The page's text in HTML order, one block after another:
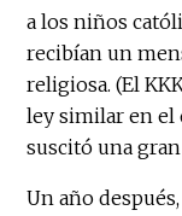
a los niños
recibían un
religiosa. (El
ley similar en el
suscitó una
Un año